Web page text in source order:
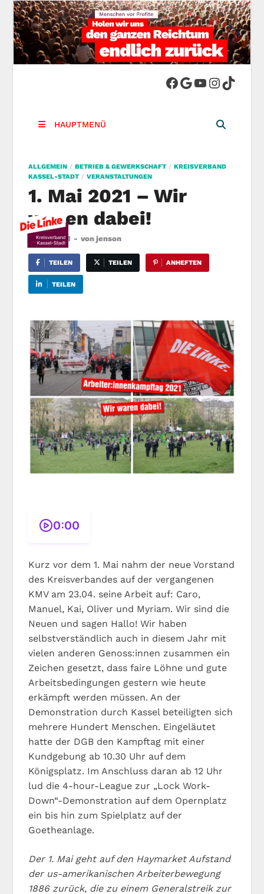
Kreisverband
Kassel-Stadt
HAUPTMENÜ
ALLGEMEIN /BETRIEB & GEWERKSCHAFT/KREISVERBAND
KASSEL-STADT/VERANSTALTUNGEN
1. Mai 2021 – Wir
waren dabei!
5 Mai, 2021 - vonjenson
TEILEN TEILEN ANHEFTEN
TEILEN
0:00
Kurz vor dem 1. Mai nahm der neue Vorstand
des Kreisverbandes auf der vergangenen
KMV am 23.04. seine Arbeit auf: Caro,
Manuel, Kai, Oliver und Myriam. Wir sind die
Neuen und sagen Hallo! Wir haben
selbstverständlich auch in diesem Jahr mit
vielen anderen Genoss:innen zusammen ein
Zeichen gesetzt, dass faire Löhne und gute
Arbeitsbedingungen gestern wie heute
erkämpft werden müssen. An der
Demonstration durch Kassel beteiligten sich
mehrere Hundert Menschen. Eingeläutet
hatte der DGB den Kampftag mit einer
Kundgebung ab 10.30 Uhr auf dem
Königsplatz. Im Anschluss daran ab 12 Uhr
lud die 4-hour-League zur „Lock Work-
Down“-Demonstration auf dem Opernplatz
ein bis hin zum Spielplatz auf der
Goetheanlage.
Der 1. Mai geht auf den Haymarket Aufstand
der us-amerikanischen Arbeiterbewegung
1886 zurück, die zu einem Generalstreik zur